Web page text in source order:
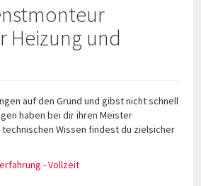
Heizung und
auf den Grund und gibst nicht schnell
haben bei dir ihren Meister
Wissen findest du zielsicher
- Vollzeit